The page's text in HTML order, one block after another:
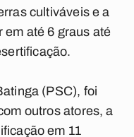
cultiváveis e a
até 6 graus até
(PSC), foi
outros atores, a
em 11